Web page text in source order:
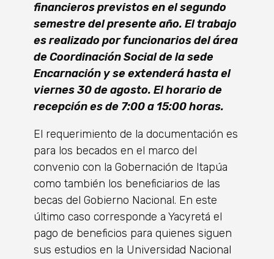
financieros previstos en el segundo
semestre del presente año. El trabajo
es realizado por funcionarios del área
de Coordinación Social de la sede
Encarnación y se extenderá hasta el
viernes 30 de agosto. El horario de
recepción es de 7:00 a 15:00 horas.
El requerimiento de la documentación es
para los becados en el marco del
convenio con la Gobernación de Itapúa
como también los beneficiarios de las
becas del Gobierno Nacional. En este
último caso corresponde a Yacyretá el
pago de beneficios para quienes siguen
sus estudios en la Universidad Nacional